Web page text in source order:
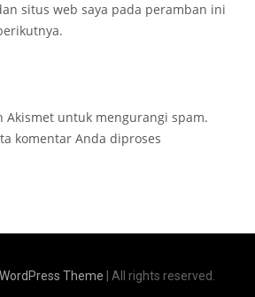
situs web saya pada peramban ini
Akismet untuk mengurangi spam.
komentar Anda diproses
Theme | All rights reserved.